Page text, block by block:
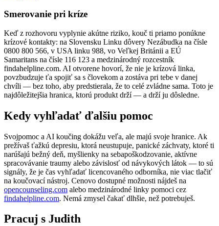
Smerovanie pri kríze
Keď z rozhovoru vyplynie akútne riziko, kouč ti priamo ponúkne
krízové kontakty: na Slovensku Linku dôvery Nezábudka na čísle
0800 800 566, v USA linku 988, vo Veľkej Británii a EÚ
Samaritans na čísle 116 123 a medzinárodný rozcestník
findahelpline.com. AI otvorene hovorí, že nie je krízová linka,
povzbudzuje ťa spojiť sa s človekom a zostáva pri tebe v danej
chvíli — bez toho, aby predstierala, že to celé zvládne sama. Toto je
najdôležitejšia hranica, ktorú produkt drží — a drží ju dôsledne.
Kedy vyhľadať ďalšiu pomoc
Svojpomoc a AI koučing dokážu veľa, ale majú svoje hranice. Ak
prežívaš ťažkú depresiu, ktorá neustupuje, panické záchvaty, ktoré ti
narúšajú bežný deň, myšlienky na sebapoškodzovanie, aktívne
spracovávanie traumy alebo závislosť od návykových látok — to sú
signály, že je čas vyhľadať licencovaného odborníka, nie viac tlačiť
na koučovací nástroj. Cenovo dostupné možnosti nájdeš na
opencounseling.com alebo medzinárodné linky pomoci cez
findahelpline.com. Nemá zmysel čakať dlhšie, než potrebuješ.
Pracuj s Judith